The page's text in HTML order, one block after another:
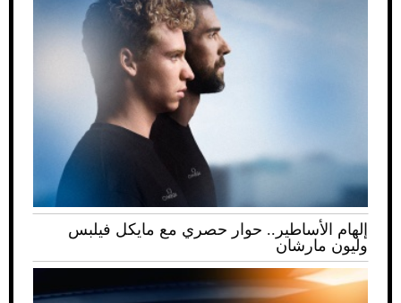
إلهام الأساطير.. حوار حصري مع مايكل فيلبس
وليون مارشان